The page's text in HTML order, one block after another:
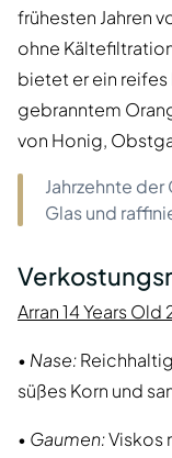
frühesten Jahren
ohne
bietet er ein
gebranntem
von Honig,
Jahrzehnte
Glas und
Arran 14 Years Old
• Nase:
süßes Korn und
• Gaumen:Viskos